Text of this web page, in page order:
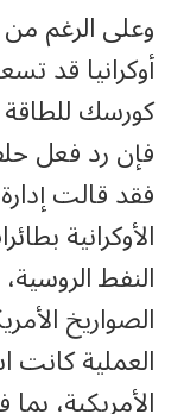
وعلى الرغم من
أوكرانيا قد
كورسك للطاقة
فإن رد فعل
فقد قالت
الأوكرانية
النفط
الصواريخ
العملية كانت